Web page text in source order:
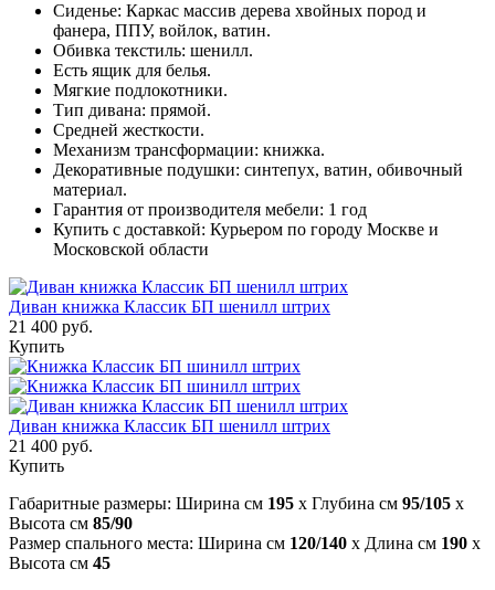
Сиденье: Каркас массив дерева хвойных пород и
фанера, ППУ, войлок, ватин.
Обивка текстиль: шенилл.
Есть ящик для белья.
Мягкие подлокотники.
Тип дивана: прямой.
Средней жесткости.
Механизм трансформации: книжка.
Декоративные подушки: синтепух, ватин, обивочный
материал.
Гарантия от производителя мебели: 1 год
Купить с доставкой: Курьером по городу Москве и
Московской области
Диван книжка Классик БП шенилл штрих
21 400 руб.
Купить
Диван книжка Классик БП шенилл штрих
21 400 руб.
Купить
Габаритные размеры: Ширина см 195 x Глубина см 95/105 x
Высота см 85/90
Размер спального места: Ширина см 120/140 x Длина см 190 x
Высота см 45